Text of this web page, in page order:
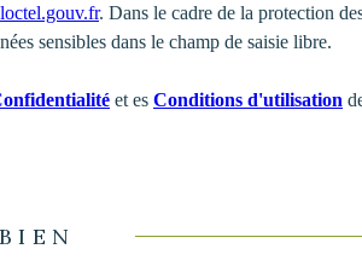
. Dans le cadre de la protection
sensibles dans le champ de saisie libre.
et es Conditions d'utilisation